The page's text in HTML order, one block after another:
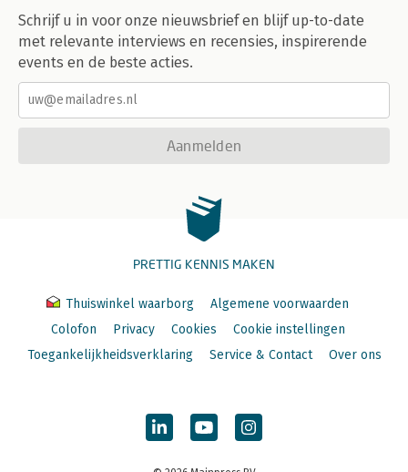
Schrijf u in voor onze nieuwsbrief en blijf up-to-date
met relevante interviews en recensies, inspirerende
events en de beste acties.
Aanmelden
PRETTIG KENNIS MAKEN
Thuiswinkel waarborg
Algemene voorwaarden
Colofon
Privacy Cookies
Cookie instellingen
Toegankelijkheidsverklaring
Service & Contact Over ons